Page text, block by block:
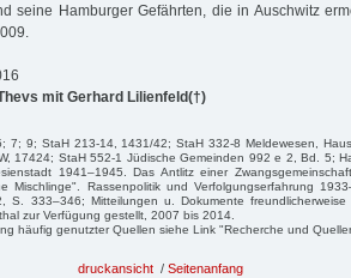
seine Hamburger Gefährten, die in Auschwitz
mit Gerhard Lilienfeld(†)
7; 9; StaH 213-14, 1431/42; StaH 332-8 Meldewesen,
17424; StaH 552-1 Jüdische Gemeinden 992 e 2, Bd. 5;
1941–1945. Das Antlitz einer
Mischlinge". Rassenpolitik und Verfolgungserfahrung
S. 333–346; Mitteilungen u. Dokumente
zur Verfügung gestellt, 2007 bis 2014.
häufig genutzter Quellen siehe Link "Recherche und
druckansicht / Seitenanfang